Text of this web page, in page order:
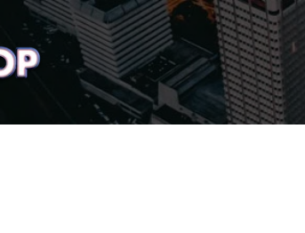
Home Notícias Críticas